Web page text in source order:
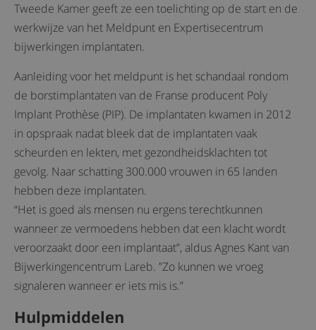
Tweede Kamer geeft ze een toelichting op de start en de
werkwijze van het Meldpunt en Expertisecentrum
bijwerkingen implantaten.
Aanleiding voor het meldpunt is het schandaal rondom
de borstimplantaten van de Franse producent Poly
Implant Prothèse (PIP). De implantaten kwamen in 2012
in opspraak nadat bleek dat de implantaten vaak
scheurden en lekten, met gezondheidsklachten tot
gevolg. Naar schatting 300.000 vrouwen in 65 landen
hebben deze implantaten.
“Het is goed als mensen nu ergens terechtkunnen
wanneer ze vermoedens hebben dat een klacht wordt
veroorzaakt door een implantaat”, aldus Agnes Kant van
Bijwerkingencentrum Lareb. ”Zo kunnen we vroeg
signaleren wanneer er iets mis is.”
Hulpmiddelen